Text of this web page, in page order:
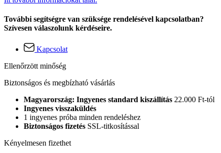
További segítségre van szüksége rendelésével kapcsolatban?
Szívesen válaszolunk kérdéseire.
Kapcsolat
Ellenőrzött minőség
Biztonságos és megbízható vásárlás
Magyarország: Ingyenes standard kiszállítás 22.000 Ft-tól
Ingyenes visszaküldés
1 ingyenes próba minden rendeléshez
Biztonságos fizetés SSL-titkosítással
Kényelmesen fizethet